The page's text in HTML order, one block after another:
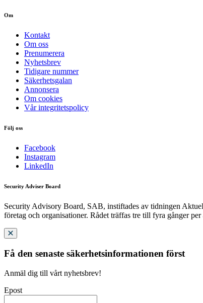
Om
Kontakt
Om oss
Prenumerera
Nyhetsbrev
Tidigare nummer
Säkerhetsgalan
Annonsera
Om cookies
Vår integritetspolicy
Följ oss
Facebook
Instagram
LinkedIn
Security Adviser Board
Security Advisory Board, SAB, instiftades av tidningen
företag och organisationer. Rådet träffas tre till fyra gånger
Få den senaste säkerhetsinformationen först
Anmäl dig till vårt nyhetsbrev!
Epost